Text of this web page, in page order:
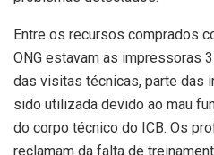
Entre os recursos comprados
ONG estavam as impressoras
das visitas técnicas, parte das
sido utilizada devido ao mau
do corpo técnico do ICB. Os
reclamam da falta de